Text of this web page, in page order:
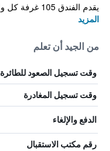
يقدم الفندق 105 غرفة كل واحدة منها...
المزيد
من الجيد أن تعلم
وقت تسجيل الصعود للطائرة
وقت تسجيل المغادرة
الدفع والإلغاء
رقم مكتب الاستقبال